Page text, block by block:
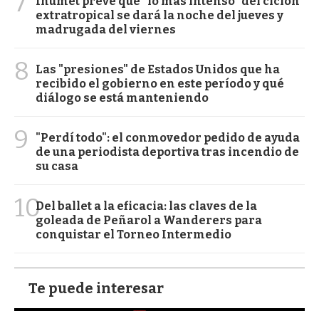
extratropical se dará la noche del jueves y
madrugada del viernes
8
Las "presiones" de Estados Unidos que ha
recibido el gobierno en este período y qué
diálogo se está manteniendo
9
"Perdí todo": el conmovedor pedido de ayuda
de una periodista deportiva tras incendio de
su casa
10Del ballet a la eficacia: las claves de la
goleada de Peñarol a Wanderers para
conquistar el Torneo Intermedio
Te puede interesar